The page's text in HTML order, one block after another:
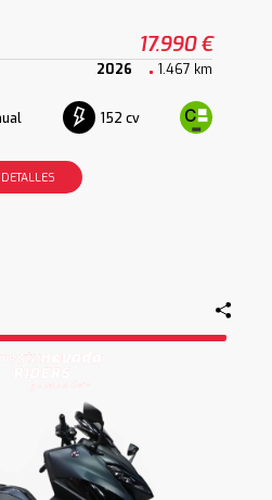
17.990 €
2026 1.467 km
152 cv